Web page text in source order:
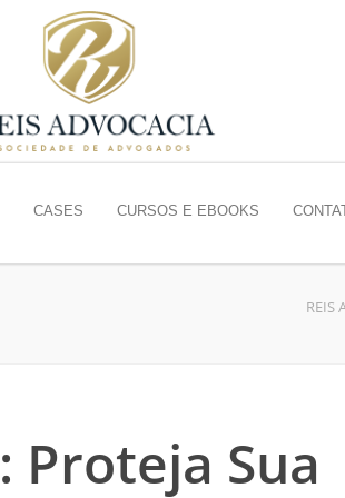
CASES CURSOS E EBOOKS
REIS
Sua